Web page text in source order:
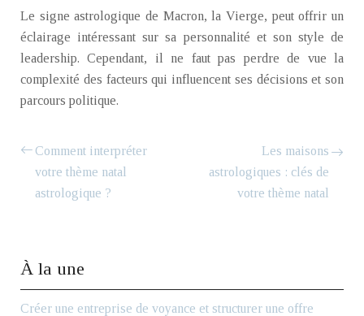
Le signe astrologique de Macron, la Vierge, peut offrir un
éclairage intéressant sur sa personnalité et son style de
leadership. Cependant, il ne faut pas perdre de vue la
complexité des facteurs qui influencent ses décisions et son
parcours politique.
Comment interpréter
votre thème natal
astrologique ?
Les maisons
astrologiques : clés de
votre thème natal
À la une
Créer une entreprise de voyance et structurer une offre